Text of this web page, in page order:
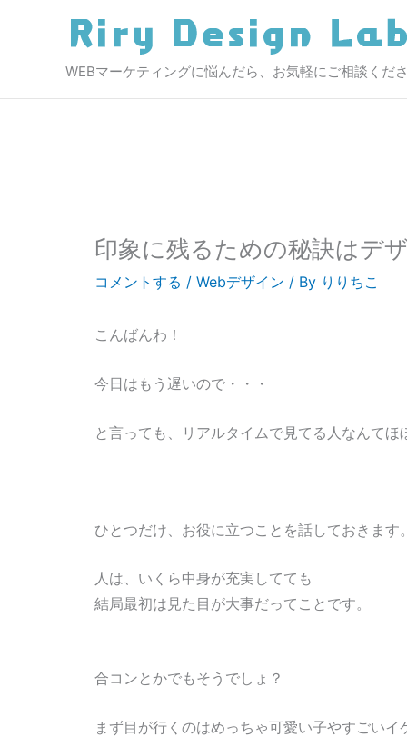
WEBマーケティングに悩んだら、お気軽にご相談くだ
印象に残るための秘訣はデ
コメントする / Webデザイン / By りりちこ
こんばんわ！
今日はもう遅いので・・・
と言っても、リアルタイムで見てる人なんてほ
ひとつだけ、お役に立つことを話しておきます。
人は、いくら中身が充実してても
結局最初は見た目が大事だってことです。
合コンとかでもそうでしょ？
まず目が行くのはめっちゃ可愛い子やすごいイ